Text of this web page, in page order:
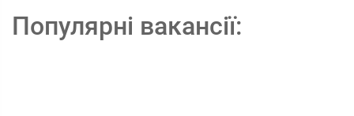
Популярні вакансії: